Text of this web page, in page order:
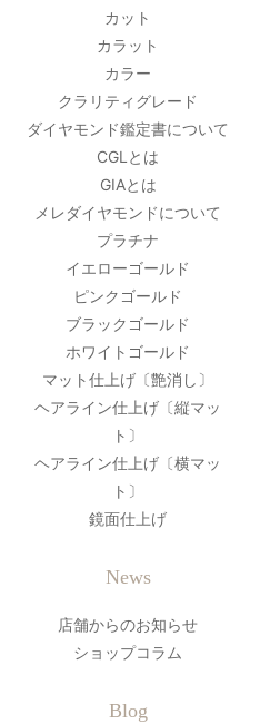
カット
カラット
カラー
クラリティグレード
ダイヤモンド鑑定書について
CGLとは
GIAとは
メレダイヤモンドについて
プラチナ
イエローゴールド
ピンクゴールド
ブラックゴールド
ホワイトゴールド
マット仕上げ〔艶消し〕
ヘアライン仕上げ〔縦マッ
ト〕
ヘアライン仕上げ〔横マッ
ト〕
鏡面仕上げ
News
店舗からのお知らせ
ショップコラム
Blog